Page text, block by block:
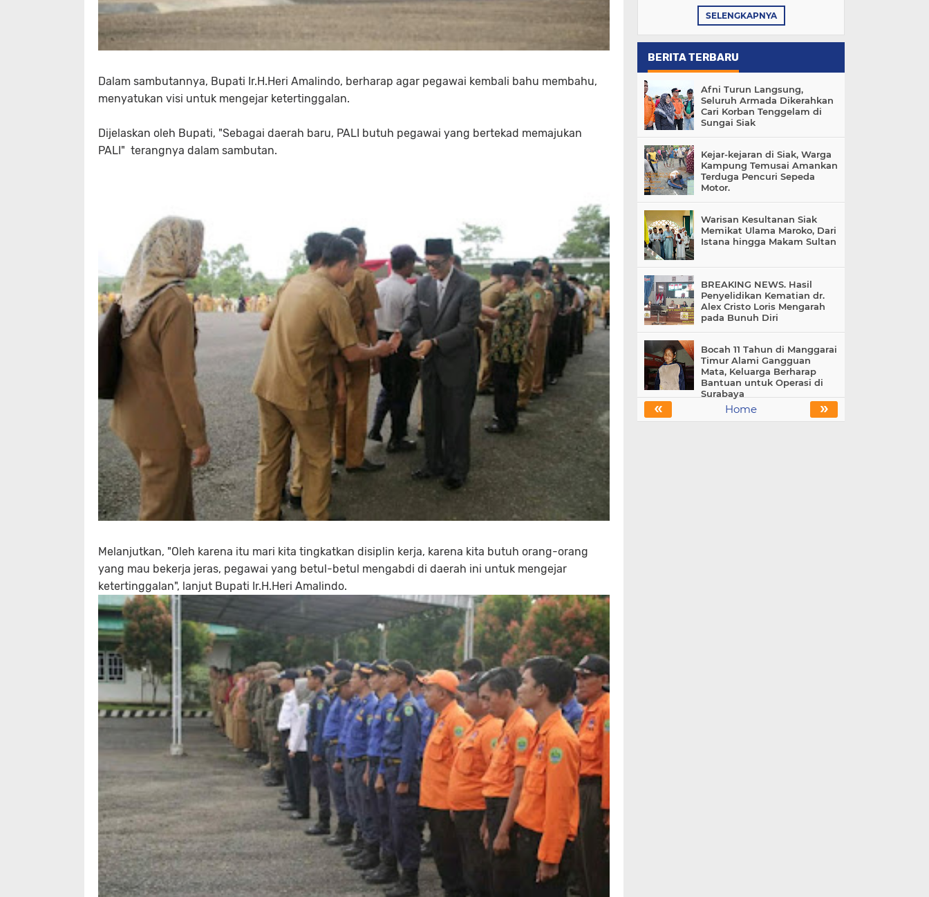
Dalam sambutannya, Bupati Ir.H.Heri Amalindo, berharap agar pegawai kembali bahu membahu,
menyatukan visi untuk mengejar ketertinggalan.
Dijelaskan oleh Bupati, "Sebagai daerah baru, PALI butuh pegawai yang bertekad memajukan
PALI" terangnya dalam sambutan.
Melanjutkan, "Oleh karena itu mari kita tingkatkan disiplin kerja, karena kita butuh orang-orang
yang mau bekerja jeras, pegawai yang betul-betul mengabdi di daerah ini untuk mengejar
ketertinggalan", lanjut Bupati Ir.H.Heri Amalindo.
SELENGKAPNYA
BERITA TERBARU
Afni Turun Langsung,
Seluruh Armada Dikerahkan
Cari Korban Tenggelam di
Sungai Siak
Kejar-kejaran di Siak, Warga
Kampung Temusai Amankan
Terduga Pencuri Sepeda
Motor.
Warisan Kesultanan Siak
Memikat Ulama Maroko, Dari
Istana hingga Makam Sultan
BREAKING NEWS. Hasil
Penyelidikan Kematian dr.
Alex Cristo Loris Mengarah
pada Bunuh Diri
Bocah 11 Tahun di Manggarai
Timur Alami Gangguan
Mata, Keluarga Berharap
Bantuan untuk Operasi di
Surabaya
« »
Home